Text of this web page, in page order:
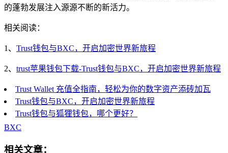
的蓬勃发展注入源源不断的新活力。
相关阅读：
1、 Trust钱包与BXC，开启加密世界新旅程
2、 trust苹果钱包下载-Trust钱包与BXC，开启加密世界新旅程
Trust Wallet 充值全指南，轻松为你的数字资产添砖加瓦
Trust钱包与BXC，开启加密世界新旅程
Trust钱包与狐狸钱包，哪个更好？
BXC
相关文章：